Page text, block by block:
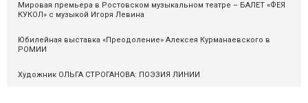
Мировая премьера в Ростовском музыкальном театре – БАЛЕТ «ФЕЯ
КУКОЛ» с музыкой Игоря Левина
Юбилейная выставка «Преодоление» Алексея Курманаевского в
РОМИИ
Художник ОЛЬГА СТРОГАНОВА: ПОЭЗИЯ ЛИНИИ